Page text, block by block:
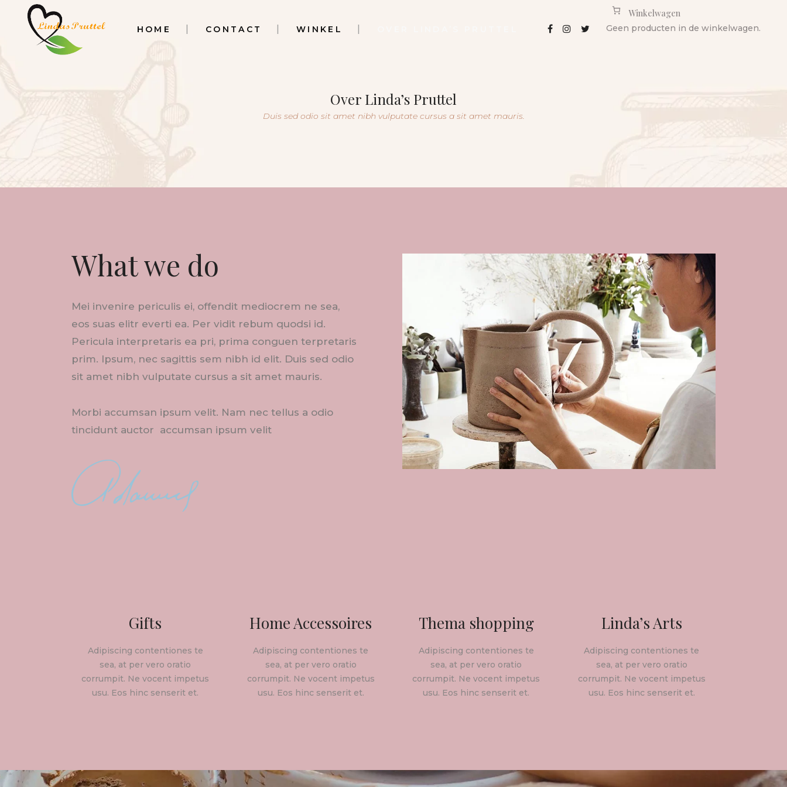
Winkelwagen
Geen producten in de winkelwagen.
HOME CONTACT WINKEL
Over Linda’s Pruttel
Duis sed odio sit amet nibh vulputate cursus a sit amet mauris.
What we do
Mei invenire periculis ei, offendit mediocrem ne sea,
eos suas elitr everti ea. Per vidit rebum quodsi id.
Pericula interpretaris ea pri, prima conguen terpretaris
prim. Ipsum, nec sagittis sem nibh id elit. Duis sed odio
sit amet nibh vulputate cursus a sit amet mauris.
Morbi accumsan ipsum velit. Nam nec tellus a odio
tincidunt auctor accumsan ipsum velit
Gifts
Adipiscing contentiones te
sea, at per vero oratio
corrumpit. Ne vocent impetus
usu. Eos hinc senserit et.
Home Accessoires
Adipiscing contentiones te
sea, at per vero oratio
corrumpit. Ne vocent impetus
usu. Eos hinc senserit et.
Thema shopping
Adipiscing contentiones te
sea, at per vero oratio
corrumpit. Ne vocent impetus
usu. Eos hinc senserit et.
Linda’s Arts
Adipiscing contentiones te
sea, at per vero oratio
corrumpit. Ne vocent impetus
usu. Eos hinc senserit et.